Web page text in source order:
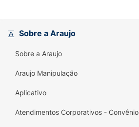
Sobre a Araujo
Sobre a Araujo
Araujo Manipulação
Aplicativo
Atendimentos Corporativos - Convênio